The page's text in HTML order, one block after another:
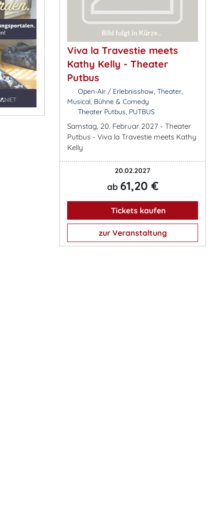
Viva la Travestie meets
Kathy Kelly - Theater
Putbus
Open-Air / Erlebnisshow, Theater,
Musical, Bühne & Comedy
Theater Putbus, PUTBUS
Samstag, 20. Februar 2027 - Theater
Putbus - Viva la Travestie meets Kathy
Kelly
20.02.2027
ab 61,20 €
Tickets kaufen
zur Veranstaltung